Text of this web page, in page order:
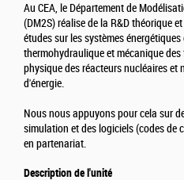
Au CEA, le Département de
(DM2S) réalise de la R&D théorique
études sur les systèmes
thermohydraulique et mécanique
physique des réacteurs nucléaires et
d'énergie.
Nous nous appuyons pour cela sur
simulation et des logiciels (codes de
en partenariat.
Description de l'unité